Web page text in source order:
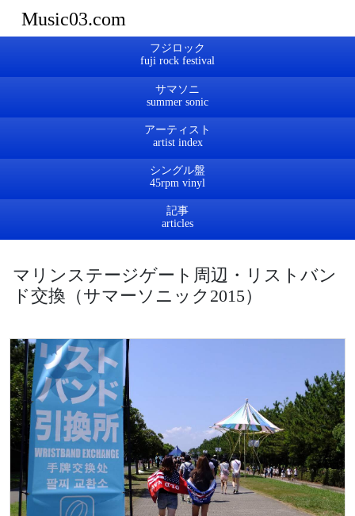
Music03.com
フジロック
サマソニ
アーティスト
シングル盤
記事
マリンステージゲート周辺・リストバン
ド交換（サマーソニック2015）